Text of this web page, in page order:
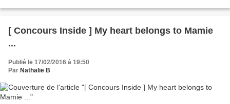
[ Concours Inside ] My heart belongs to Mamie
...
Publié le 17/02/2016 à 19:50
Par Nathalie B